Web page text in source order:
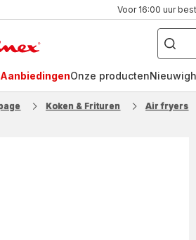
Voor 16:00 uur
Waar
bent
naar
Onze producten
Koken & Frituren Air fryers